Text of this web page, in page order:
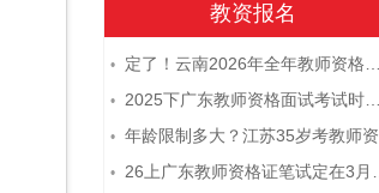
教资报名
• 定了！云南2026年全年教师资格证考试日程大公开！
• 2025下广东教师资格面试考试时间及科目内容（怎么考）
• 年龄限制多大？江苏35岁考教师资格证晚吗？
• 26上广东教师资格证笔试定在3月7日！附考试指南